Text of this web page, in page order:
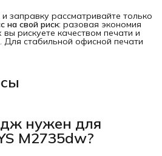
заправку рассматривайте только
на свой риск: разовая экономия
рискуете качеством печати и
Для стабильной офисной печати
нужен для
M2735dw?